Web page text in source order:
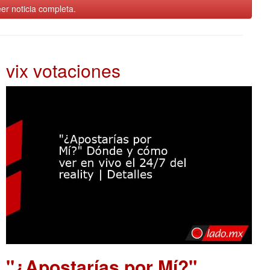
noticia completa.
vix votaciones